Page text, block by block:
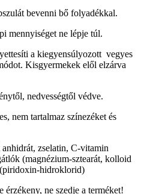
bevenni bő folyadékkal.
mennyiséget ne lépje túl.
a kiegyensúlyozott vegyes
Kisgyermekek elől elzárva
nedvességtől védve.
nem tartalmaz színezéket és
zselatin, C-vitamin
(magnézium-sztearát, kolloid
hidroklorid)
érzékeny, ne szedje a terméket!